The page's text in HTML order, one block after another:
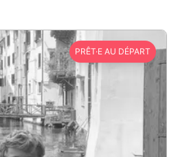
PRÊT·E AU DÉPART